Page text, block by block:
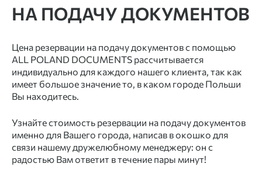
НА ПОДАЧУ ДОКУМЕНТОВ
Цена резервации на подачу документов с помощью
ALL POLAND DOCUMENTS рассчитывается
индивидуально для каждого нашего клиента, так как
имеет большое значение то, в каком городе Польши
Вы находитесь.
Узнайте стоимость резервации на подачу документов
именно для Вашего города, написав в окошко для
связи нашему дружелюбному менеджеру: он с
радостью Вам ответит в течение пары минут!